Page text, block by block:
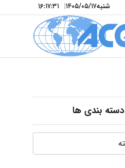
شنبه۱۴۰۵/۰۵/۱۷| ۱۶:۱۷:۳۳
دسته بندی ها